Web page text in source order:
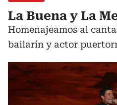
La Buena y La
Homenajeamos al
bailarín y actor